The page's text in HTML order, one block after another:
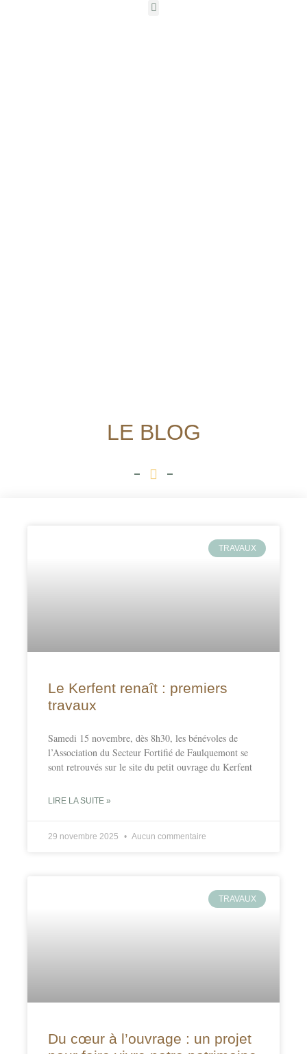
LE BLOG
TRAVAUX
Le Kerfent renaît : premiers
travaux
Samedi 15 novembre, dès 8h30, les bénévoles de
l’Association du Secteur Fortifié de Faulquemont se
sont retrouvés sur le site du petit ouvrage du Kerfent
LIRE LA SUITE »
29 novembre 2025 Aucun commentaire
TRAVAUX
Du cœur à l’ouvrage : un projet